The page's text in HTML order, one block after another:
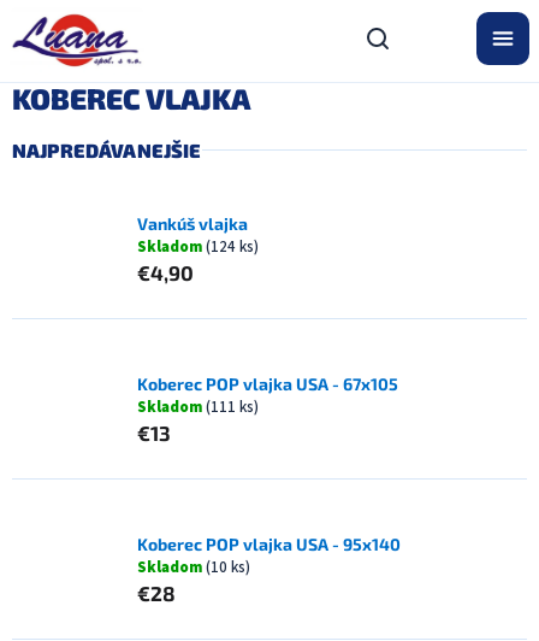
obsah
KOBEREC VLAJKA
NAJPREDÁVANEJŠIE
Vankúš vlajka
Skladom(124 ks)
€4,90
Koberec POP vlajka USA - 67x105
Skladom(111 ks)
€13
Koberec POP vlajka USA - 95x140
Skladom(10 ks)
€28